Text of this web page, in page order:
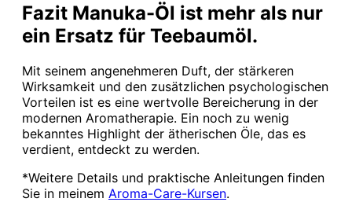
Fazit Manuka-Öl ist mehr als nur
ein Ersatz für Teebaumöl.
Mit seinem angenehmeren Duft, der stärkeren
Wirksamkeit und den zusätzlichen psychologischen
Vorteilen ist es eine wertvolle Bereicherung in der
modernen Aromatherapie. Ein noch zu wenig
bekanntes Highlight der ätherischen Öle, das es
verdient, entdeckt zu werden.
*Weitere Details und praktische Anleitungen finden
Sie in meinem Aroma-Care-Kursen.